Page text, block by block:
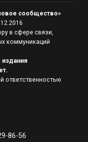
сообщество»
в сфере связи,
коммуникаций
ответственностью
86-56